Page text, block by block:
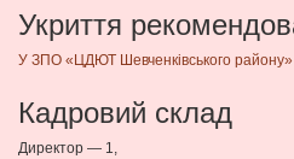
Укриття
У ЗПО «ЦДЮТ Шевченківського
Кадровий склад
Директор — 1,